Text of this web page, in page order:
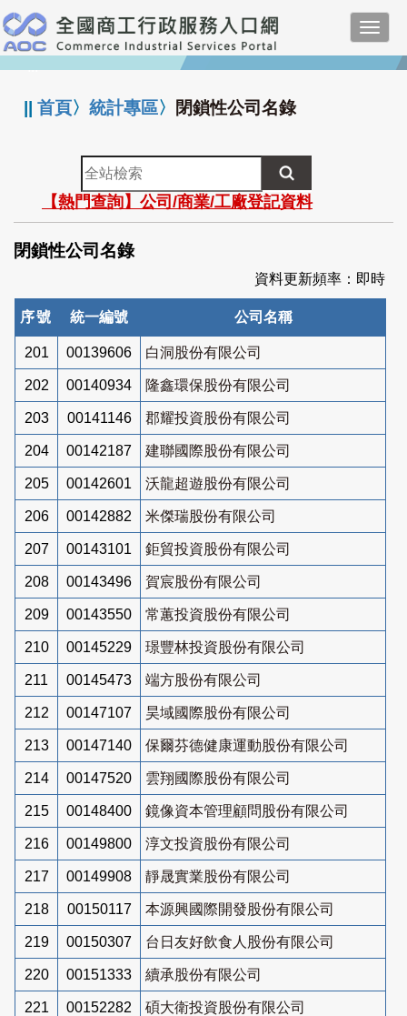
跳
到
主
要
:::
||首頁〉統計專區〉 閉鎖性公司名錄
全
站
檢
索
【熱門查詢】公司/商業/工廠登記資料
閉鎖性公司名錄
資料更新頻率：即時
序號 統一編號 公司名稱
201 00139606 白洞股份有限公司
202 00140934 隆鑫環保股份有限公司
203 00141146 郡耀投資股份有限公司
204 00142187 建聯國際股份有限公司
205 00142601 沃龍超遊股份有限公司
206 00142882 米傑瑞股份有限公司
207 00143101 鉅貿投資股份有限公司
208 00143496 賀宸股份有限公司
209 00143550 常蕙投資股份有限公司
210 00145229 璟豐林投資股份有限公司
211 00145473 端方股份有限公司
212 00147107 昊域國際股份有限公司
213 00147140 保爾芬德健康運動股份有限公司
214 00147520 雲翔國際股份有限公司
215 00148400 鏡像資本管理顧問股份有限公司
216 00149800 淳文投資股份有限公司
217 00149908 靜晟實業股份有限公司
218 00150117 本源興國際開發股份有限公司
219 00150307 台日友好飲食人股份有限公司
220 00151333 續承股份有限公司
221 00152282 碩大衛投資股份有限公司